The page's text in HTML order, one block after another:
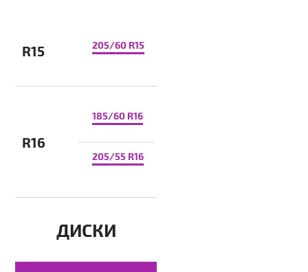
R15 205/60 R15
R16
185/60 R16
205/55 R16
ДИСКИ